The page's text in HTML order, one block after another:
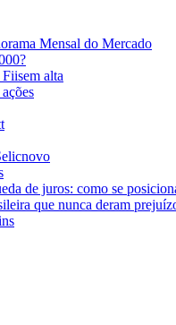
Mensal do Mercado
Fiisem alta
novo
de juros: como se
que nunca deram